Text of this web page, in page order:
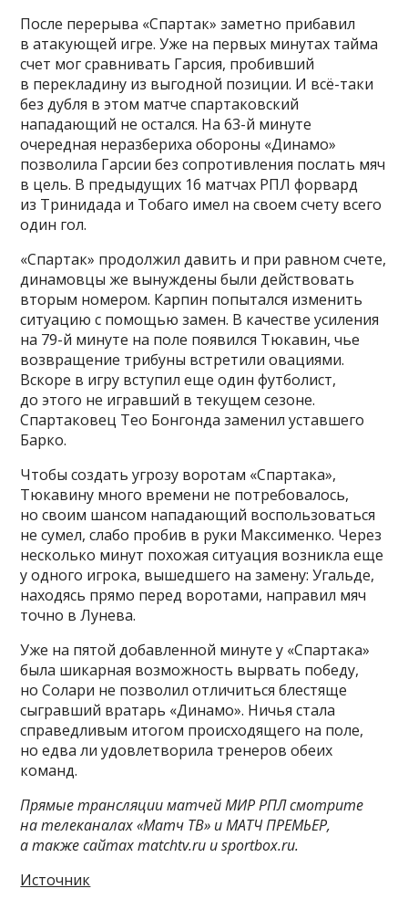
После перерыва «Спартак» заметно прибавил
в атакующей игре. Уже на первых минутах тайма
счет мог сравнивать Гарсия, пробивший
в перекладину из выгодной позиции. И всё-таки
без дубля в этом матче спартаковский
нападающий не остался. На 63-й минуте
очередная неразбериха обороны «Динамо»
позволила Гарсии без сопротивления послать мяч
в цель. В предыдущих 16 матчах РПЛ форвард
из Тринидада и Тобаго имел на своем счету всего
один гол.
«Спартак» продолжил давить и при равном счете,
динамовцы же вынуждены были действовать
вторым номером. Карпин попытался изменить
ситуацию с помощью замен. В качестве усиления
на 79-й минуте на поле появился Тюкавин, чье
возвращение трибуны встретили овациями.
Вскоре в игру вступил еще один футболист,
до этого не игравший в текущем сезоне.
Спартаковец Тео Бонгонда заменил уставшего
Барко.
Чтобы создать угрозу воротам «Спартака»,
Тюкавину много времени не потребовалось,
но своим шансом нападающий воспользоваться
не сумел, слабо пробив в руки Максименко. Через
несколько минут похожая ситуация возникла еще
у одного игрока, вышедшего на замену: Угальде,
находясь прямо перед воротами, направил мяч
точно в Лунева.
Уже на пятой добавленной минуте у «Спартака»
была шикарная возможность вырвать победу,
но Солари не позволил отличиться блестяще
сыгравший вратарь «Динамо». Ничья стала
справедливым итогом происходящего на поле,
но едва ли удовлетворила тренеров обеих
команд.
Прямые трансляции матчей МИР РПЛ смотрите
на телеканалах «Матч ТВ» и МАТЧ ПРЕМЬЕР,
а также сайтах matchtv.ru и sportbox.ru.
Источник